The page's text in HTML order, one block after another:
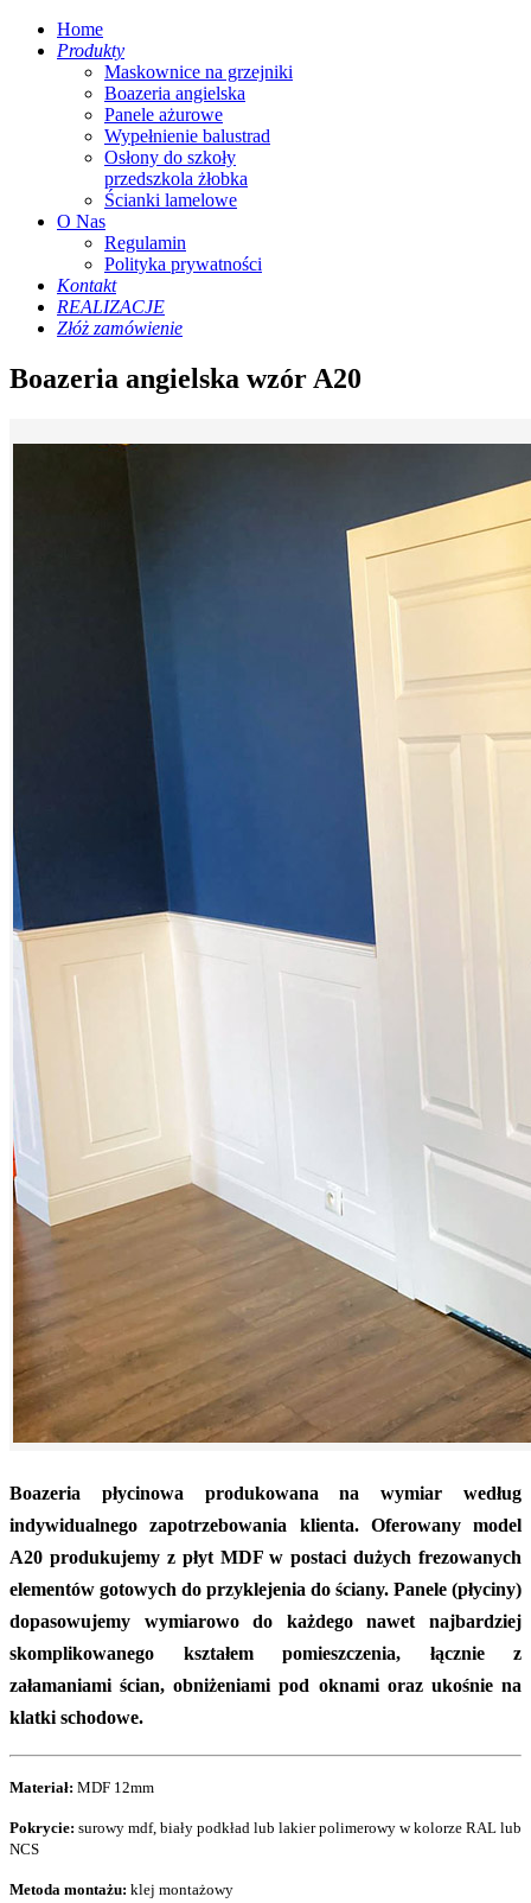
Home
Produkty
Maskownice na grzejniki
Boazeria angielska
Panele ażurowe
Wypełnienie balustrad
Osłony do szkoły
przedszkola żłobka
Ścianki lamelowe
O Nas
Regulamin
Polityka prywatności
Kontakt
REALIZACJE
Złóż zamówienie
Boazeria angielska wzór A20
Boazeria płycinowa produkowana na wymiar według
indywidualnego zapotrzebowania klienta. Oferowany model
A20 produkujemy z płyt MDF w postaci dużych frezowanych
elementów gotowych do przyklejenia do ściany. Panele (płyciny)
dopasowujemy wymiarowo do każdego nawet najbardziej
skomplikowanego kształem pomieszczenia, łącznie z
załamaniami ścian, obniżeniami pod oknami oraz ukośnie na
klatki schodowe.
Materiał: MDF 12mm
Pokrycie: surowy mdf, biały podkład lub lakier polimerowy w kolorze RAL lub
NCS
Metoda montażu: klej montażowy